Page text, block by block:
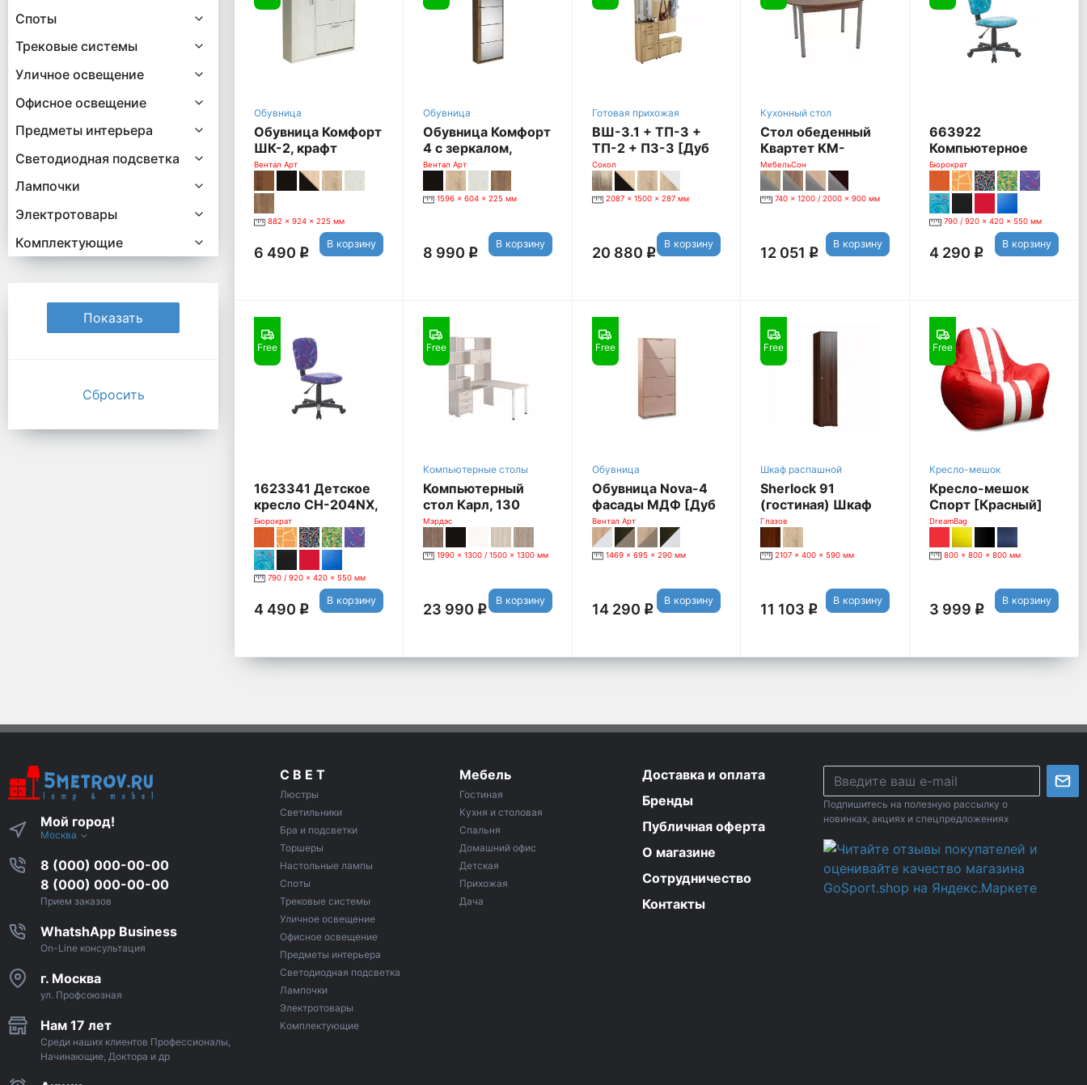
Обувница
Обувница Комфорт
ШК-2, крафт
белый
Вентал Арт
882 x 924 x 225 мм
6 490 q
В корзину
Обувница
Обувница Комфорт
4 с зеркалом,
крафт табачный
Вентал Арт
1596 x 604 x 225 мм
8 990 q
В корзину
Готовая прихожая
ВШ-3.1 + ТП-3 +
ТП-2 + ПЗ-3 [Дуб
Делано]
Сокол
2087 x 1500 x 287 мм
20 880 q
В корзину
Кухонный стол
Стол обеденный
Квартет KM-
0201.1380, ясень
шимо темный
МебельСон
740 x 1200 / 2000 x 900 мм
12 051 q
В корзину
663922
Компьютерное
кресло CH-
204NX/26-28 [26-
28 черный]
Бюрократ
790 / 920 x 420 x 550 мм
4 290 q
В корзину
Free
1623341 Детское
кресло CH-204NX,
фиолетовый
Бюрократ
790 / 920 x 420 x 550 мм
4 490 q
В корзину
Free
Компьютерные столы
Компьютерный
стол Карл, 130
левый, карамель
Мэрдэс
1990 x 1300 / 1500 x 1300 мм
23 990 q
В корзину
Free
Обувница
Обувница Nova-4
фасады МДФ [Дуб
Сономо / Мокко]
Вентал Арт
1469 x 695 x 290 мм
14 290 q
В корзину
Free
Шкаф распашной
Sherlock 91
(гостиная) Шкаф
для белья Правый
[Орех
Шоколадный]
Глазов
2107 x 400 x 590 мм
11 103 q
В корзину
Free
Кресло-мешок
Кресло-мешок
Спорт [Красный]
DreamBag
800 x 800 x 800 мм
3 999 q
В корзину
Споты
Трековые системы
Уличное освещение
Офисное освещение
Предметы интерьера
Светодиодная подсветка
Лампочки
Электротовары
Комплектующие
Сбросить
Мой город!
Москва
8 (000) 000-00-00
8 (000) 000-00-00
Прием заказов
WhatshApp Business
On-Line консультация
г. Москва
ул. Профсоюзная
Нам 17 лет
Среди наших клиентов Профессионалы,
Начинающие, Доктора и др
С В Е Т
Люстры
Светильники
Бра и подсветки
Торшеры
Настольные лампы
Споты
Трековые системы
Уличное освещение
Офисное освещение
Предметы интерьера
Светодиодная подсветка
Лампочки
Электротовары
Комплектующие
Мебель
Гостиная
Кухня и столовая
Спальня
Домашний офис
Детская
Прихожая
Дача
Доставка и оплата
Бренды
Публичная оферта
О магазине
Сотрудничество
Контакты
Подпишитесь на полезную рассылку о
новинках, акциях и спецпредложениях